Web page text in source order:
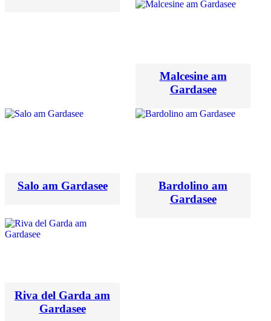
Malcesine am
Gardasee
Salo am Gardasee
Bardolino am
Gardasee
Riva del Garda am
Gardasee